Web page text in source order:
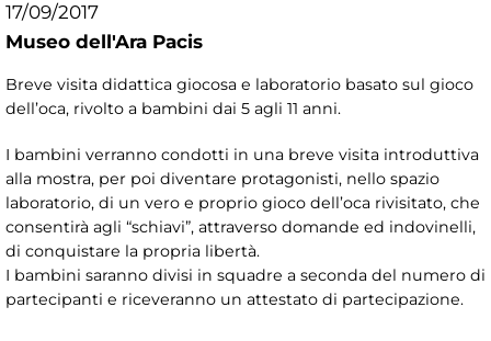
17/09/2017
Museo dell'Ara Pacis
Breve visita didattica giocosa e laboratorio basato sul gioco
dell’oca, rivolto a bambini dai 5 agli 11 anni.
I bambini verranno condotti in una breve visita introduttiva
alla mostra, per poi diventare protagonisti, nello spazio
laboratorio, di un vero e proprio gioco dell’oca rivisitato, che
consentirà agli “schiavi”, attraverso domande ed indovinelli,
di conquistare la propria libertà.
I bambini saranno divisi in squadre a seconda del numero di
partecipanti e riceveranno un attestato di partecipazione.